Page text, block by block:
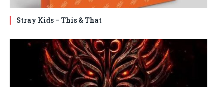
Stray Kids – This & That